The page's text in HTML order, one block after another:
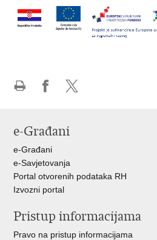
Facebooku
X-
e-Građani
e-Građani
e-Savjetovanja
Portal otvorenih podataka RH
Izvozni portal
Pristup informacijama
Pravo na pristup informacijama